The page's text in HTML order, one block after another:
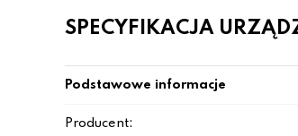
SPECYFIKACJA
Podstawowe informacje
Producent: